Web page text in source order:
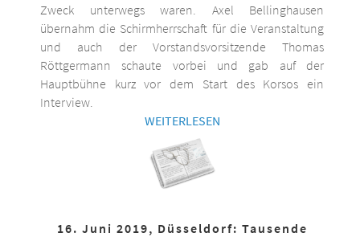
Zweck unterwegs waren. Axel Bellinghausen
übernahm die Schirmherrschaft für die Veranstaltung
und auch der Vorstandsvorsitzende Thomas
Röttgermann schaute vorbei und gab auf der
Hauptbühne kurz vor dem Start des Korsos ein
Interview.
WEITERLESEN
16. Juni 2019, Düsseldorf: Tausende